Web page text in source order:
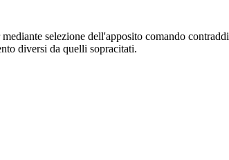
selezione dell'apposito comando
diversi da quelli sopracitati.